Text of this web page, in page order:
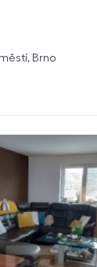
Brno